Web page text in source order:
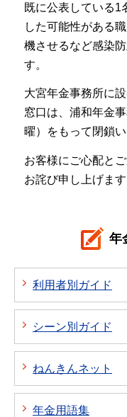
既に公表している1
した可能性がある
機させるなど感染
す。
大宮年金事務所に
窓口は、浦和年金
曜）をもって閉鎖い
お客様にご心配と
お詫び申し上げます
年
利用者別ガイド
シーン別ガイド
ねんきんネット
年金用語集